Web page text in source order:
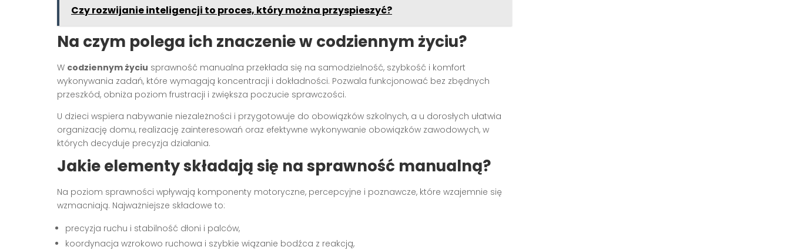
Czy rozwijanie inteligencji to proces, który można przyspieszyć?
Na czym polega ich znaczenie w codziennym życiu?
W codziennym życiu sprawność manualna przekłada się na samodzielność, szybkość i komfort
wykonywania zadań, które wymagają koncentracji i dokładności. Pozwala funkcjonować bez zbędnych
przeszkód, obniża poziom frustracji i zwiększa poczucie sprawczości.
U dzieci wspiera nabywanie niezależności i przygotowuje do obowiązków szkolnych, a u dorosłych ułatwia
organizację domu, realizację zainteresowań oraz efektywne wykonywanie obowiązków zawodowych, w
których decyduje precyzja działania.
Jakie elementy składają się na sprawność manualną?
Na poziom sprawności wpływają komponenty motoryczne, percepcyjne i poznawcze, które wzajemnie się
wzmacniają. Najważniejsze składowe to:
precyzja ruchu i stabilność dłoni i palców,
koordynacja wzrokowo ruchowa i szybkie wiązanie bodźca z reakcją,